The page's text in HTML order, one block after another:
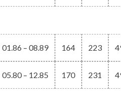
01.86 – 08.89 164 223
05.80 – 12.85 170 231